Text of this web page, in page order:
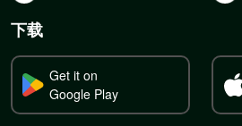
下载
Get it on
Google Play